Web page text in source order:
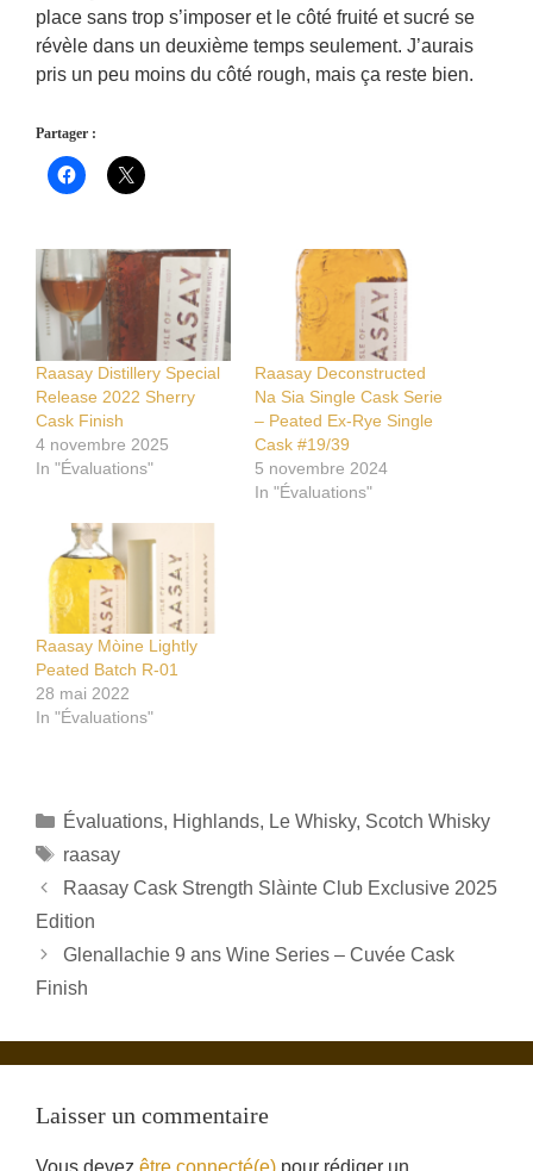
place sans trop s’imposer et le côté fruité et sucré se
révèle dans un deuxième temps seulement. J’aurais
pris un peu moins du côté rough, mais ça reste bien.
Partager :
Raasay Distillery Special
Release 2022 Sherry
Cask Finish
4 novembre 2025
In "Évaluations"
Raasay Deconstructed
Na Sia Single Cask Serie
– Peated Ex-Rye Single
Cask #19/39
5 novembre 2024
In "Évaluations"
Raasay Mòine Lightly
Peated Batch R-01
28 mai 2022
In "Évaluations"
Catégories
Évaluations, Highlands, Le Whisky, Scotch Whisky
Étiquettes
raasay
Raasay Cask Strength Slàinte Club Exclusive 2025
Edition
Glenallachie 9 ans Wine Series – Cuvée Cask
Finish
Laisser un commentaire